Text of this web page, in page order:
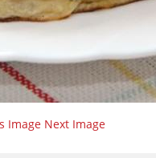
Image Next Image